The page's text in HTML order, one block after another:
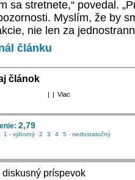
sa stretnete,“ povedal.
Myslím, že by
nie len za
článku
článok
| | Viac
2,79
1 - výborný 2 3 4 5 - nedostatočný
diskusný príspevok